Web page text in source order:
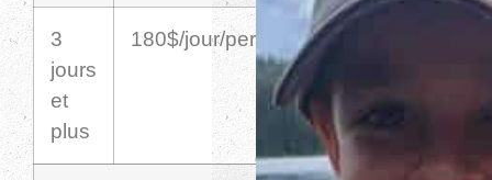
3
jours
et
plus
180$/jour/pers
3
et
plus